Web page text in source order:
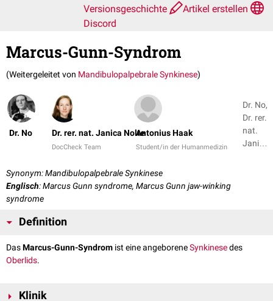
Versionsgeschichte
Artikel erstellen
Discord
Marcus-Gunn-Syndrom
(Weitergeleitet von Mandibulopalpebrale Synkinese)
Dr. No Dr. rer. nat. Janica Nolte
DocCheck Team
Antonius Haak
Student/in der Humanmedizin
Dr. No,
Dr. rer.
nat.
Janica
Synonym: Mandibulopalpebrale Synkinese
Englisch: Marcus Gunn syndrome, Marcus Gunn jaw-winking
syndrome
Definition
DasMarcus-Gunn-Syndrom ist eine angeboreneSynkinesedes
Oberlids.
Klinik